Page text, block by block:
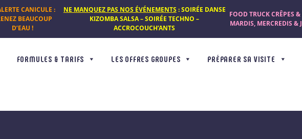
CANICULE :
BEAUCOUP
D’EAU !
NE MANQUEZ PAS NOS ÉVÉNEMENTS : SOIRÉE DANSE
KIZOMBA SALSA – SOIRÉE TECHNO –
ACCROCOUCH’ANTS
FOOD TRUCK CRÊPES
MARDIS, MERCREDIS &
FORMULES & TARIFS LES OFFRES GROUPES PRÉPARER SA VISITE